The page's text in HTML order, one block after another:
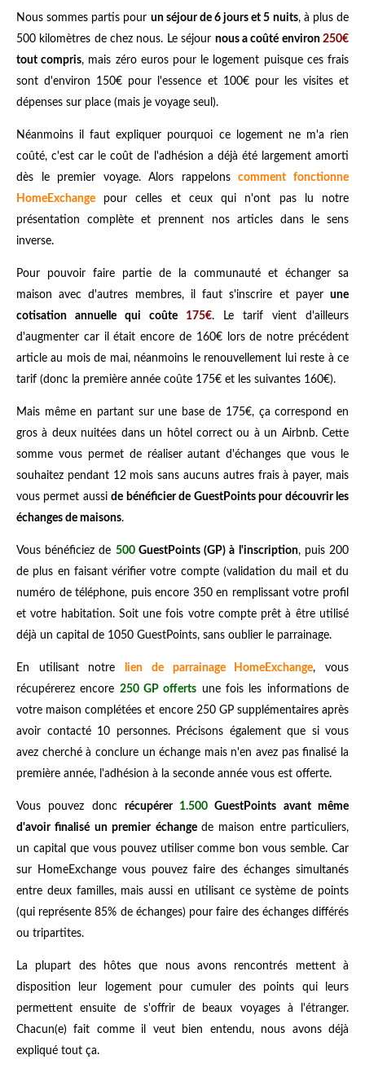
Nous sommes partis pour un séjour de 6 jours et 5 nuits, à plus de
500 kilomètres de chez nous. Le séjour nous a coûté environ250€
tout compris, mais zéro euros pour le logement puisque ces frais
sont d'environ 150€ pour l'essence et 100€ pour les visites et
dépenses sur place (mais je voyage seul).
Néanmoins il faut expliquer pourquoi ce logement ne m'a rien
coûté, c'est car le coût de l'adhésion a déjà été largement amorti
dès le premier voyage. Alors rappelonscomment fonctionne
HomeExchange pour celles et ceux qui n'ont pas lu notre
présentation complète et prennent nos articles dans le sens
inverse.
Pour pouvoir faire partie de la communauté et échanger sa
maison avec d'autres membres, il faut s'inscrire et payer une
cotisation annuelle qui coûte 175€. Le tarif vient d'ailleurs
d'augmenter car il était encore de 160€ lors de notre précédent
article au mois de mai, néanmoins le renouvellement lui reste à ce
tarif (donc la première année coûte 175€ et les suivantes 160€).
Mais même en partant sur une base de 175€, ça correspond en
gros à deux nuitées dans un hôtel correct ou à un Airbnb. Cette
somme vous permet de réaliser autant d'échanges que vous le
souhaitez pendant 12 mois sans aucuns autres frais à payer, mais
vous permet ausside bénéficier de GuestPoints pour découvrir les
échanges de maisons.
Vous bénéficiez de 500GuestPoints (GP) à l'inscription, puis 200
de plus en faisant vérifier votre compte (validation du mail et du
numéro de téléphone, puis encore 350 en remplissant votre profil
et votre habitation. Soit une fois votre compte prêt à être utilisé
déjà un capital de 1050 GuestPoints, sans oublier le parrainage.
En utilisant notre lien de parrainage HomeExchange, vous
récupérerez encore 250 GP offerts une fois les informations de
votre maison complétées et encore 250 GP supplémentaires après
avoir contacté 10 personnes. Précisons également que si vous
avez cherché à conclure un échange mais n'en avez pas finalisé la
première année, l'adhésion à la seconde année vous est offerte.
Vous pouvez donc récupérer 1.500 GuestPoints avant même
d'avoir finalisé un premier échange de maison entre particuliers,
un capital que vous pouvez utiliser comme bon vous semble. Car
sur HomeExchange vous pouvez faire des échanges simultanés
entre deux familles, mais aussi en utilisant ce système de points
(qui représente 85% de échanges) pour faire des échanges différés
ou tripartites.
La plupart des hôtes que nous avons rencontrés mettent à
disposition leur logement pour cumuler des points qui leurs
permettent ensuite de s'offrir de beaux voyages à l'étranger.
Chacun(e) fait comme il veut bien entendu, nous avons déjà
expliqué tout ça.